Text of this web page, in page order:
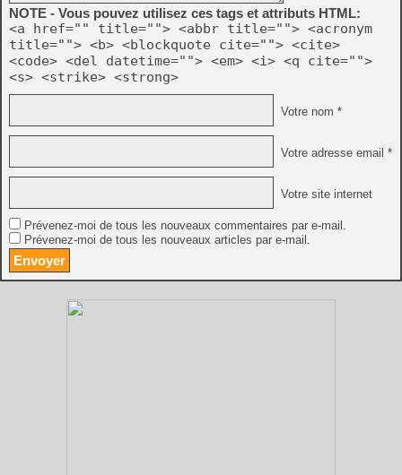
NOTE - Vous pouvez utilisez ces tags et attributs HTML:
<a href="" title=""> <abbr title=""> <acronym
title=""> <b> <blockquote cite=""> <cite>
<code> <del datetime=""> <em> <i> <q cite="">
<s> <strike> <strong>
Votre nom *
Votre adresse email *
Votre site internet
Prévenez-moi de tous les nouveaux commentaires par e-mail.
Prévenez-moi de tous les nouveaux articles par e-mail.